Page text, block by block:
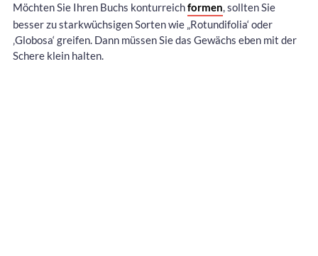
Möchten Sie Ihren Buchs konturreichformen, sollten Sie
besser zu starkwüchsigen Sorten wie „Rotundifolia‘ oder
‚Globosa‘ greifen. Dann müssen Sie das Gewächs eben mit der
Schere klein halten.